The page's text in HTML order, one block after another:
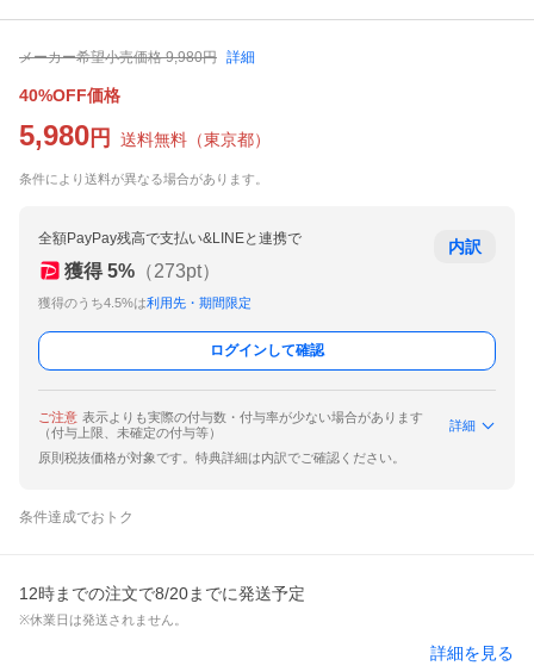
メーカー希望小売価格 9,980円 詳細
40%OFF価格
5,980 円 送料無料 （東京都）
条件により送料が異なる場合があります。
全額PayPay残高で支払い&LINEと連携で
獲得 5% （273pt）
獲得のうち4.5%は利用先・期間限定
内訳
ログインして確認
ご注意 表示よりも実際の付与数・付与率が少ない場合があります
（付与上限、未確定の付与等）
詳細
原則税抜価格が対象です。特典詳細は内訳でご確認ください。
条件達成でおトク
12時までの注文で8/20までに発送予定
※休業日は発送されません。
詳細を見る